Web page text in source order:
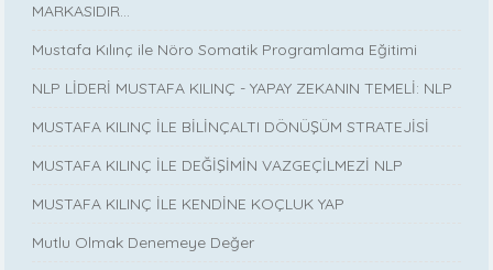
MARKASIDIR…
Mustafa Kılınç ile Nöro Somatik Programlama Eğitimi
NLP LİDERİ MUSTAFA KILINÇ - YAPAY ZEKANIN TEMELİ: NLP
MUSTAFA KILINÇ İLE BİLİNÇALTI DÖNÜŞÜM STRATEJİSİ
MUSTAFA KILINÇ İLE DEĞİŞİMİN VAZGEÇİLMEZİ NLP
MUSTAFA KILINÇ İLE KENDİNE KOÇLUK YAP
Mutlu Olmak Denemeye Değer